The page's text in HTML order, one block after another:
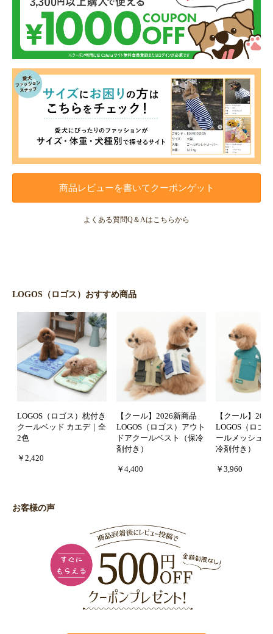
商品レビューを書いてクーポンゲット
よくある質問Q＆Aはこちらから
LOGOS（ロゴス）おすすめ商品
LOGOS（ロゴス）枕付き
クールベッド カエデ｜全
2色
￥2,420
【クール】2026新商品
LOGOS（ロゴス）アウト
ドアクールベスト（保冷
剤付き）
￥4,400
【クール】
LOGOS（ロゴ
ールメッシュ
冷剤付き）
￥3,960
お客様の声